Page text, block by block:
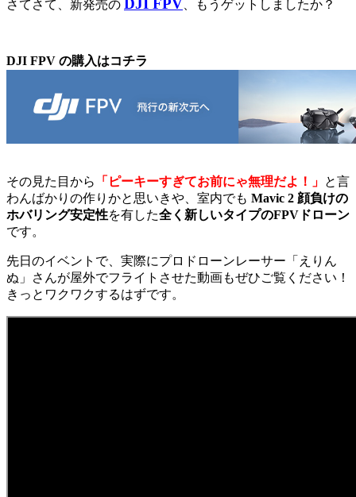
さてさて、新発売の 、もうゲットしましたか？
DJI FPV の購入はコチラ
その見た目から 「ピーキーすぎてお前にゃ無理だよ！」 と言
わんばかりの作りかと思いきや、室内でも Mavic 2 顔負けの
ホバリング安定性を有した全く新しいタイプのFPVドローン
です。
先日のイベントで、実際にプロドローンレーサー「えりん
ぬ」さんが屋外でフライトさせた動画もぜひご覧ください！
きっとワクワクするはずです。